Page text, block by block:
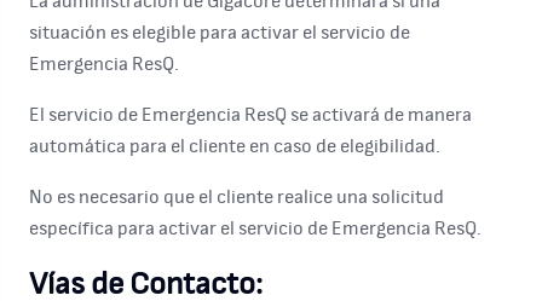
situación es elegible para activar el servicio de
Emergencia ResQ.
El servicio de Emergencia ResQ se activará de manera
automática para el cliente en caso de elegibilidad.
No es necesario que el cliente realice una solicitud
específica para activar el servicio de Emergencia ResQ.
Vías de Contacto: